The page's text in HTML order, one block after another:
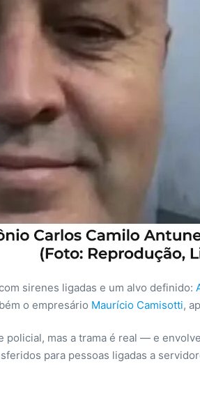
sirenes ligadas e um alvo definido:
o empresário Maurício Camisotti,
mas a trama é real — e
para pessoas ligadas a